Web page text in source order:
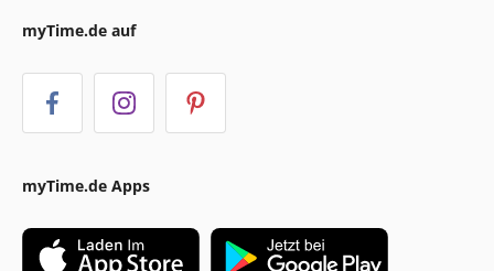
myTime.de auf
myTime.de Apps